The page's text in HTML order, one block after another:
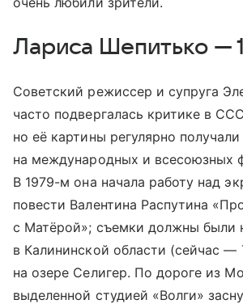
Лариса Шепитько —
Советский режиссер и супруга
часто подвергалась критике в
но её картины регулярно
на международных и всесоюзных
В 1979-м она начала работу над
повести Валентина Распутина
с Матёрой»; съемки должны были
в Калининской области (сейчас —
на озере Селигер. По дороге из
выделенной студией «Волги»